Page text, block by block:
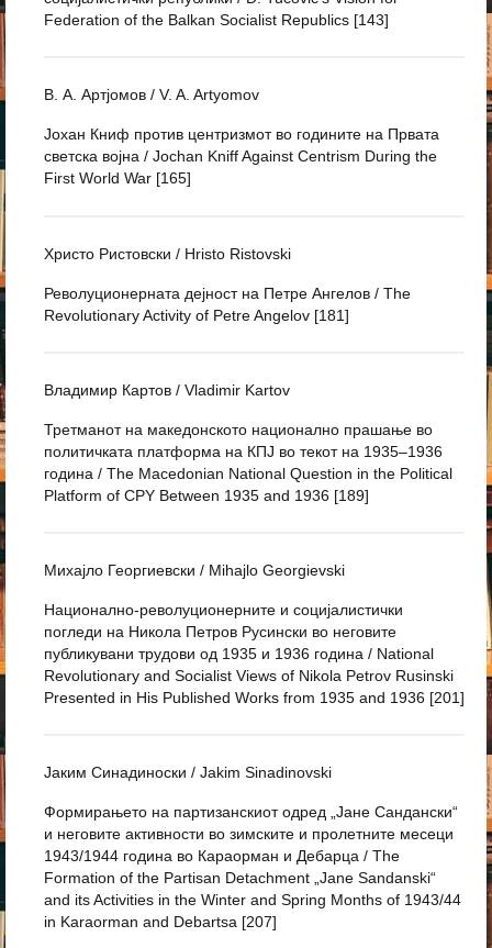
Federation of the Balkan Socialist Republics [143]
В. А. Артјомов / V. A. Artyomov
Јохан Книф против центризмот во годините на Првата
светска војна / Jochan Kniff Against Centrism During the
First World War [165]
Христо Ристовски / Hristo Ristovski
Револуционерната дејност на Петре Ангелов / The
Revolutionary Activity of Petre Angelov [181]
Владимир Картов / Vladimir Kartov
Третманот на македонското национално прашање во
политичката платформа на КПЈ во текот на 1935–1936
година / The Macedonian National Question in the Political
Platform of CPY Between 1935 and 1936 [189]
Михајло Георгиевски / Mihajlo Georgievski
Национално-револуционерните и социјалистички
погледи на Никола Петров Русински во неговите
публикувани трудови од 1935 и 1936 година / National
Revolutionary and Socialist Views of Nikola Petrov Rusinski
Presented in His Published Works from 1935 and 1936 [201]
Јаким Синадиноски / Jakim Sinadinovski
Формирањето на партизанскиот одред „Јане Сандански“
и неговите активности во зимските и пролетните месеци
1943/1944 година во Караорман и Дебарца / The
Formation of the Partisan Detachment „Jane Sandanski“
and its Activities in the Winter and Spring Months of 1943/44
in Karaorman and Debartsa [207]